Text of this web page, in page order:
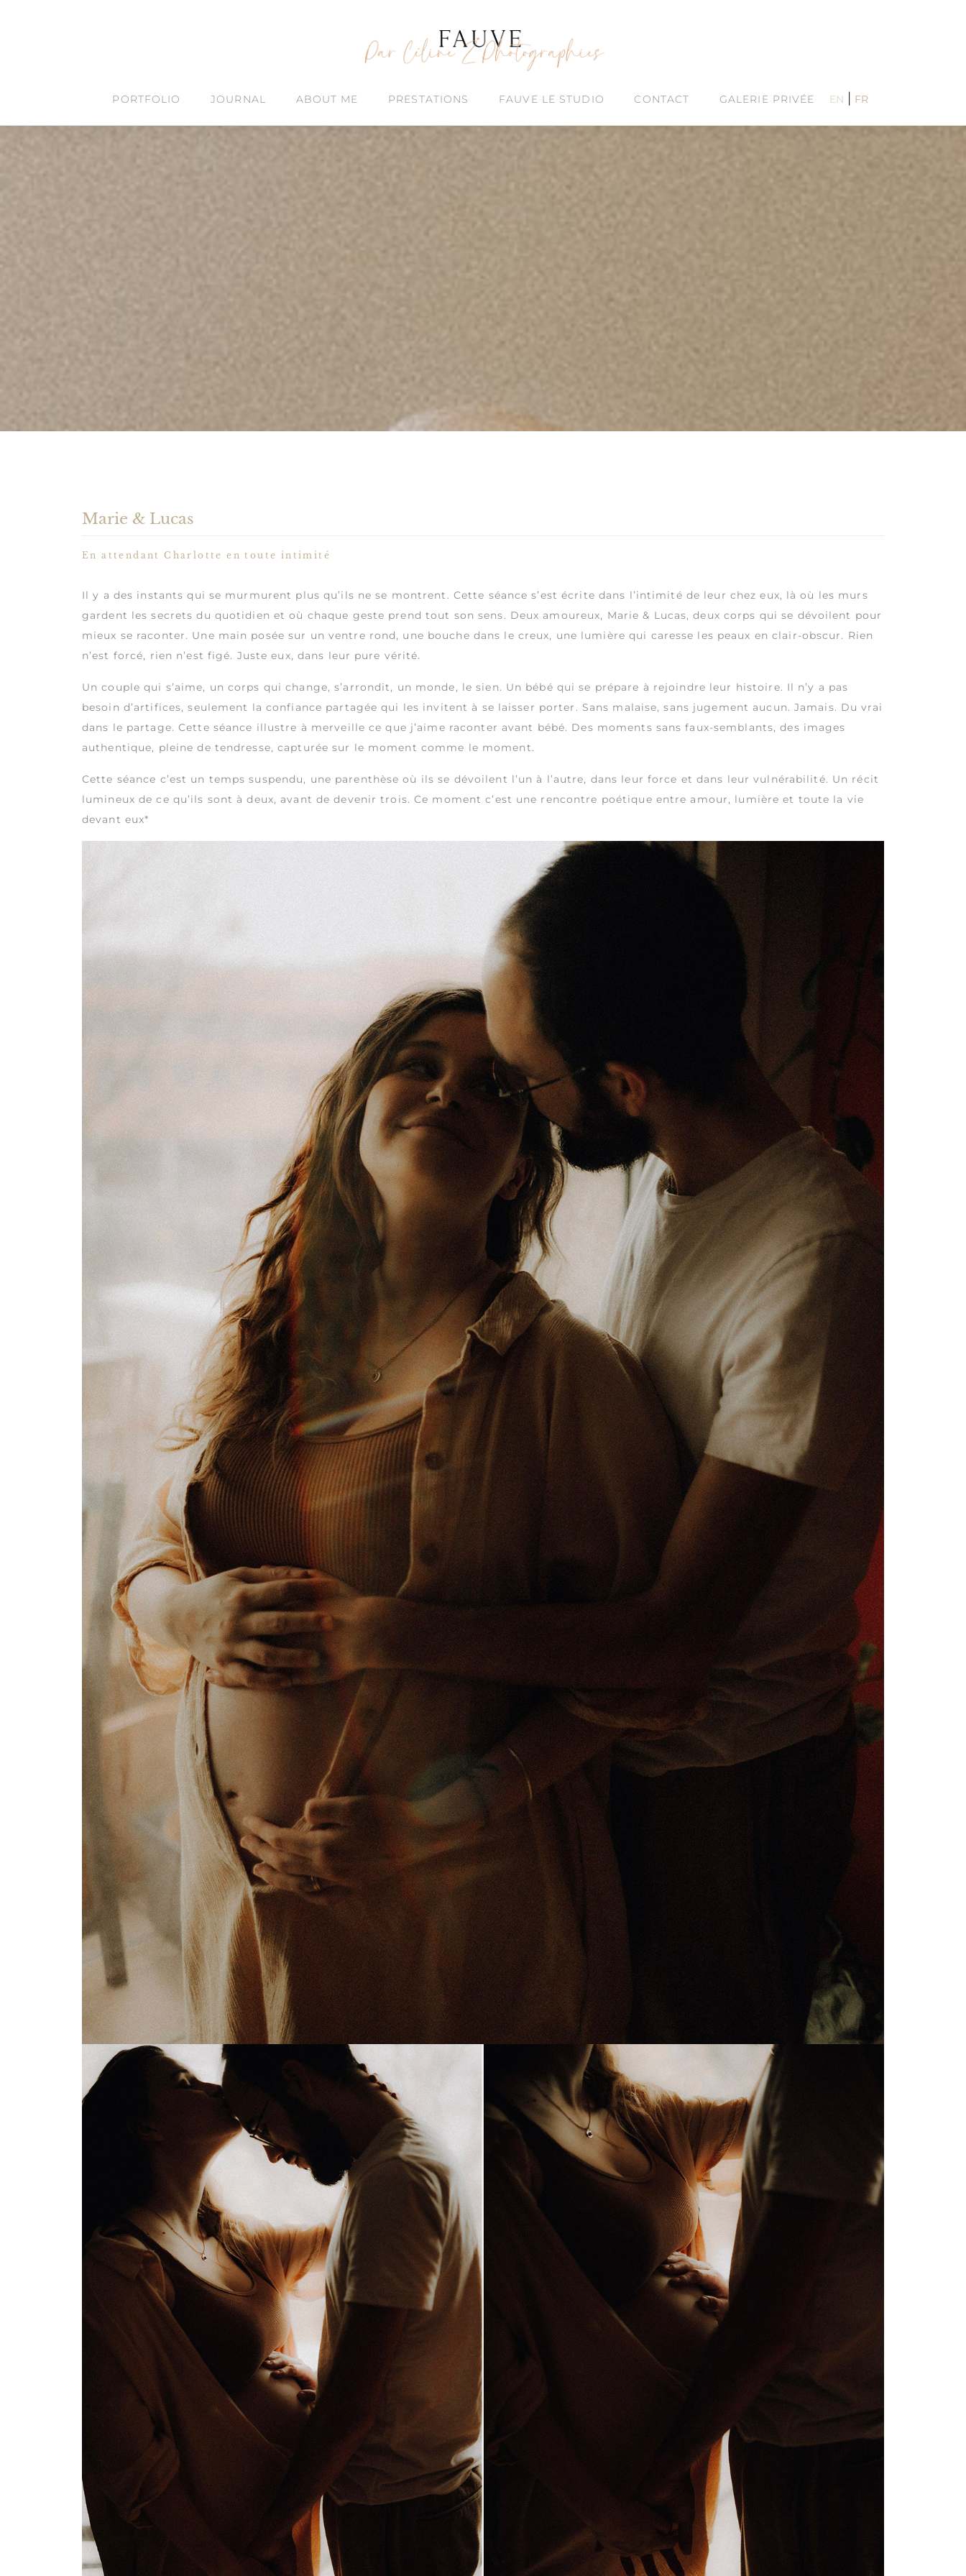
PORTFOLIO JOURNAL ABOUT ME PRESTATIONS FAUVE LE STUDIO CONTACT GALERIE PRIVÉE EN FR
Marie & Lucas
En attendant Charlotte en toute intimité
Il y a des instants qui se murmurent plus qu’ils ne se montrent. Cette séance s’est écrite dans l’intimité de leur chez eux, là où les murs
gardent les secrets du quotidien et où chaque geste prend tout son sens. Deux amoureux, Marie & Lucas, deux corps qui se dévoilent pour
mieux se raconter. Une main posée sur un ventre rond, une bouche dans le creux, une lumière qui caresse les peaux en clair-obscur. Rien
n’est forcé, rien n’est figé. Juste eux, dans leur pure vérité.
Un couple qui s’aime, un corps qui change, s’arrondit, un monde, le sien. Un bébé qui se prépare à rejoindre leur histoire. Il n’y a pas
besoin d’artifices, seulement la confiance partagée qui les invitent à se laisser porter. Sans malaise, sans jugement aucun. Jamais. Du vrai
dans le partage. Cette séance illustre à merveille ce que j’aime raconter avant bébé. Des moments sans faux-semblants, des images
authentique, pleine de tendresse, capturée sur le moment comme le moment.
Cette séance c’est un temps suspendu, une parenthèse où ils se dévoilent l’un à l’autre, dans leur force et dans leur vulnérabilité. Un récit
lumineux de ce qu’ils sont à deux, avant de devenir trois. Ce moment c’est une rencontre poétique entre amour, lumière et toute la vie
devant eux*